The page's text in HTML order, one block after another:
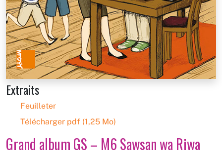
Extraits
Feuilleter
Télécharger pdf (1,25 Mo)
Grand album GS – M6 Sawsan wa Riwa